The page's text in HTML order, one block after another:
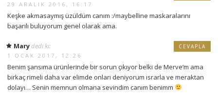
29 ARALIK 2016, 16:17
Keşke akmasaymış üzüldüm canım :/maybelline maskaralarını
başarılı buluyorum genel olarak ama.
Mary dedi ki:
1 OCAK 2017, 12:26
Benim şansıma ürünlerinde bir sorun çıkıyor belki de Merve’m ama
birkaç rimeli daha var elimde onları deniyorum ısrarla ve meraktan
dolayı… Senin memnun olmana sevindim canım benimm
CEVAPLA